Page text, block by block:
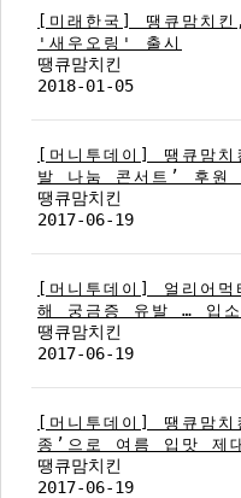
온라인상담
가맹점 소통창구
디자인시안
설문조사
식자재주문
[미래한국] 땡큐맘치
'새우오링' 출시
땡큐맘치킨
2018-01-05
[머니투데이] 땡큐맘
발 나눔 콘서트’ 후원
땡큐맘치킨
2017-06-19
[머니투데이] 얼리어
해 궁금증 유발 … 입
땡큐맘치킨
2017-06-19
[머니투데이] 땡큐맘
종’으로 여름 입맛 제
땡큐맘치킨
2017-06-19